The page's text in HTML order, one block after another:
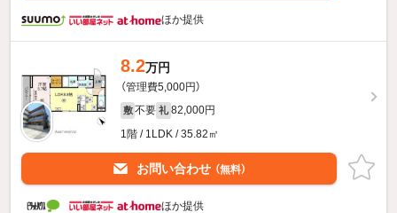
ほか提供
8.2万円
（管理費5,000円）
敷 不要 礼 82,000円
1階 / 1LDK / 35.82㎡
お問い合わせ （無料）
ほか提供